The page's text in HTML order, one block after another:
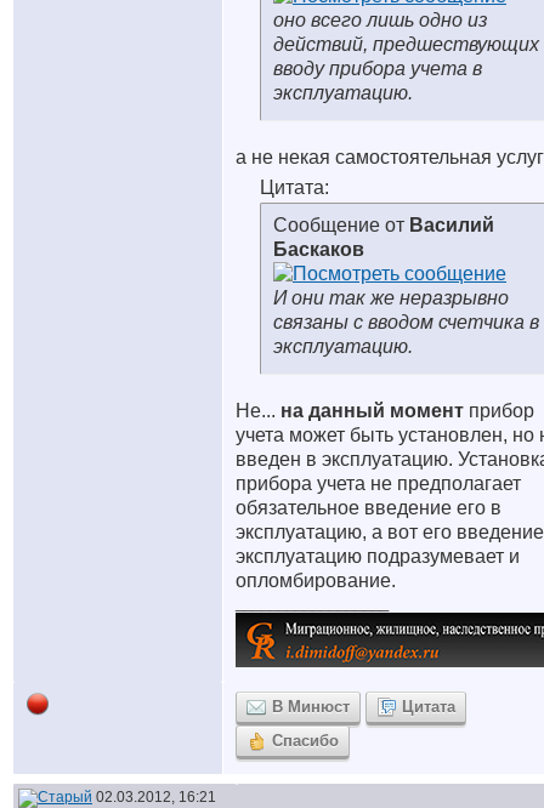
оно всего лишь одно из
действий, предшествующих
вводу прибора учета в
эксплуатацию.
а не некая самостоятельная
Цитата:
Сообщение от Василий
Баскаков
И они так же неразрывно
связаны с вводом счетчика в
эксплуатацию.
Не... на данный момент прибор
учета может быть установлен, но
введен в эксплуатацию.
прибора учета не предполагает
обязательное введение его в
эксплуатацию, а вот его
эксплуатацию подразумевает и
опломбирование.
В Минюст
Цитата
Спасибо
02.03.2012, 16:21